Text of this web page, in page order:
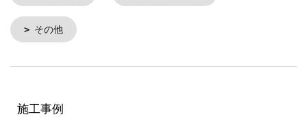
その他
施工事例